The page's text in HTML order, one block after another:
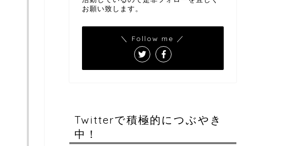
お願い致します。
＼ Follow me ／
Twitterで積極的につぶやき
中！